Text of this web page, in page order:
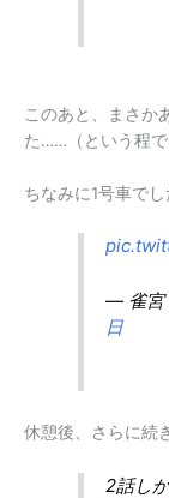
このあと、まさか
た……（という程で
ちなみに1号車でし
— 雀宮
日
休憩後、さらに続
2話し